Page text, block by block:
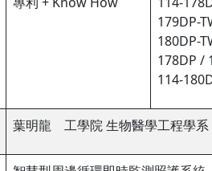
179DP-
180DP-
178DP /
114-
葉明龍 工學院 生物醫學工程學系